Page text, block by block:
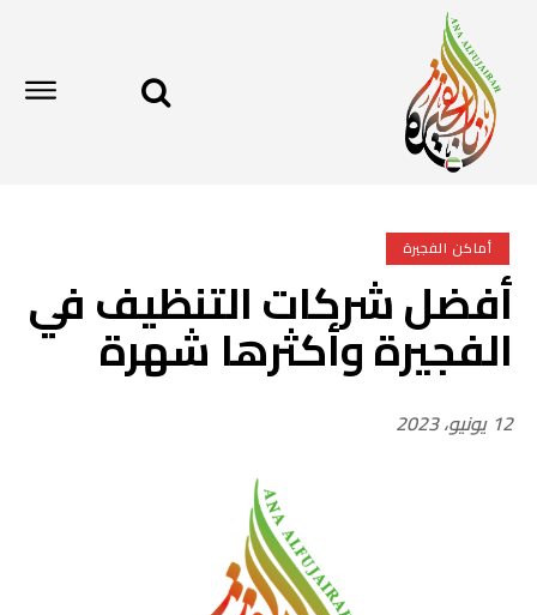
أماكن الفجيرة
أفضل شركات التنظيف في
الفجيرة وأكثرها شهرة
12 يونيو، 2023